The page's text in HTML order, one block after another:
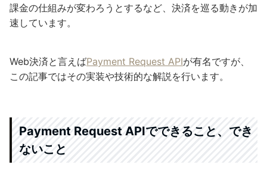
課金の仕組みが変わろうとするなど、決済を巡る動きが加
速しています。
Web決済と言えばPayment Request APIが有名ですが、
この記事ではその実装や技術的な解説を行います。
Payment Request APIでできること、でき
ないこと